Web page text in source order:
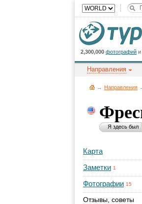
2,300,000 фотографий и
Направления
→ Направления
Я здесь был
Карта
Заметки 1
Фотографии 15
Отзывы, советы